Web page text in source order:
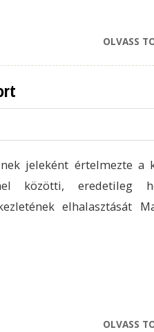
OLVASS
jeleként értelmezte a
közötti, eredetileg
elhalasztását
OLVASS